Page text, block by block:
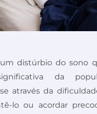
distúrbio do sono
da
através da
lo ou acordar